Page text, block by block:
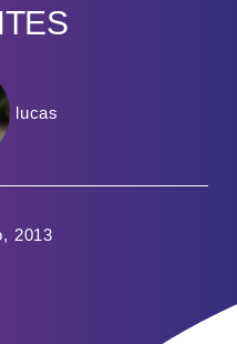
lucas
2013